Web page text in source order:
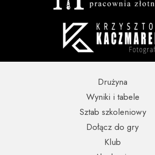
Wyniki i tabele
Sztab szkoleniowy
Dołącz do gry
Drużyna
Klub